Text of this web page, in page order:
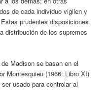
de cada individuo vigilen y
prudentes disposiciones
distribución de los supremos
Madison se basan en el
Montesquieu (1966: Libro XI)
usado para controlar al